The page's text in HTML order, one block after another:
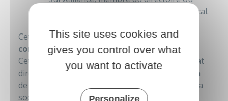
gérant et les membres de leur foyer fiscal.
Cette option est valable pour5 exercices
comptableset ne peut pas être renouvelée.
Cette option entraine une imposition du résultat
directement au niveau des associés, en fonction
de la participation de chacun dans le capital de la
société.
This site uses cookies and
gives you control over what
you want to activate
Personalize